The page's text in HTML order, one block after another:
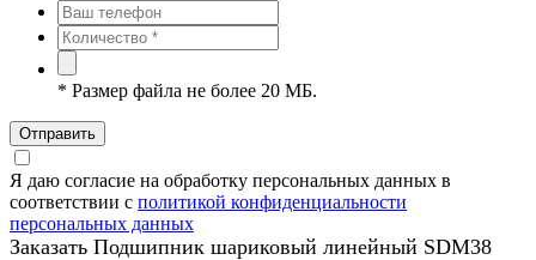
* Размер файла не более 20 МБ.
Отправить
Я даю согласие на обработку персональных данных в
соответствии с политикой конфиденциальности
персональных данных
Заказать Подшипник шариковый линейный SDM38